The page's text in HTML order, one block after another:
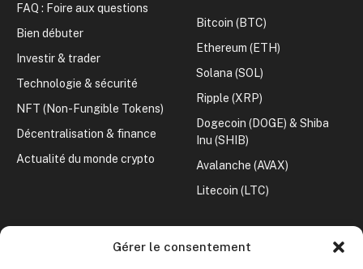
Gérer le consentement
FAQ : Foire aux questions
Bien débuter
Investir & trader
Technologie & sécurité
NFT (Non-Fungible Tokens)
Décentralisation & finance
Actualité du monde crypto
Bitcoin (BTC)
Ethereum (ETH)
Solana (SOL)
Ripple (XRP)
Dogecoin (DOGE) & Shiba
Inu (SHIB)
Avalanche (AVAX)
Litecoin (LTC)
CONVERTISSEUR CRYPTO